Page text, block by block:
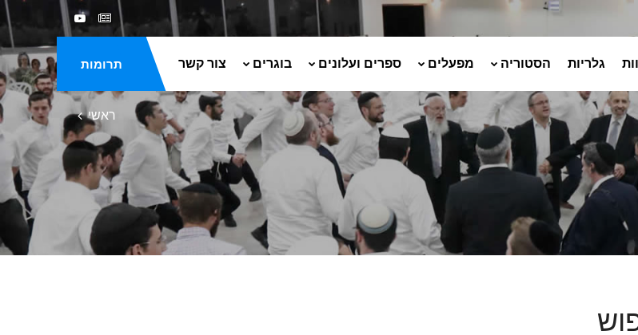
תרומות גלריות הסטוריה מפעלים ספרים ועלונים בוגרים צור קשר
ראשי